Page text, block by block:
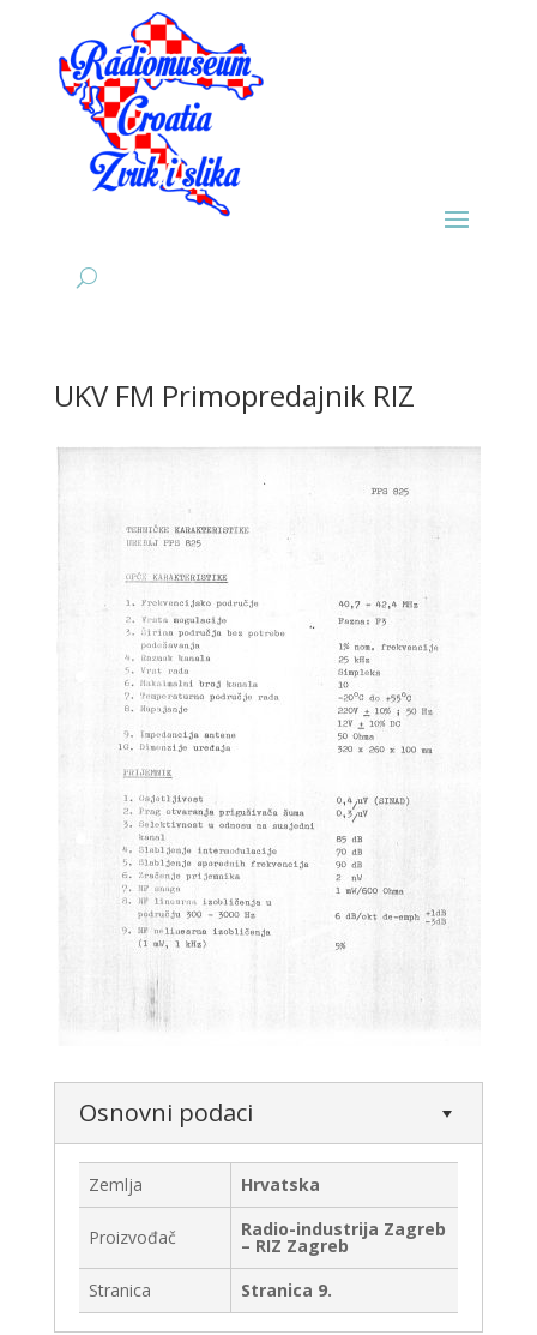
UKV FM Primopredajnik RIZ
Osnovni podaci
Zemlja Hrvatska
Proizvođač Radio-industrija Zagreb
– RIZ Zagreb
Stranica
Stranica 9.